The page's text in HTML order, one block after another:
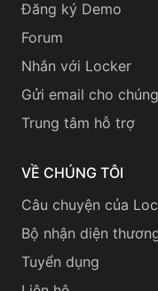
Đăng ký Demo
Forum
Nhắn với Locker
Gửi email cho
Trung tâm hỗ trợ
VỀ CHÚNG TÔI
Câu chuyện của
Bộ nhận diện
Tuyển dụng